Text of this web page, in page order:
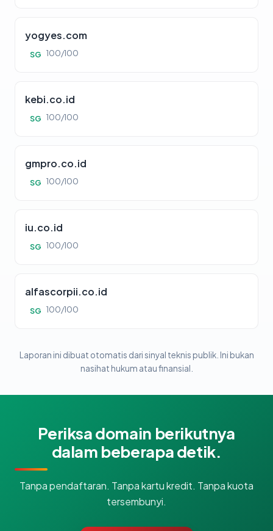
yogyes.com
SG 100/100
kebi.co.id
SG 100/100
gmpro.co.id
SG 100/100
iu.co.id
SG 100/100
alfascorpii.co.id
SG 100/100
Laporan ini dibuat otomatis dari sinyal teknis publik. Ini bukan
nasihat hukum atau finansial.
Periksa domain berikutnya
dalam beberapa detik.
Tanpa pendaftaran. Tanpa kartu kredit. Tanpa kuota
tersembunyi.